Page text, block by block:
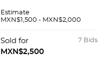
Estimate
MXN$1,500 - MXN$2,000
7 Bids
Sold for
MXN$2,500